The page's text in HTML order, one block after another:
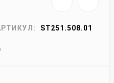
ST251.508.01